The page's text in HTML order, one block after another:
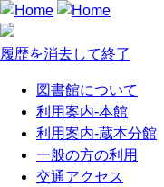
履歴を消去して終了
図書館について
利用案内-本館
利用案内-蔵本分館
一般の方の利用
交通アクセス